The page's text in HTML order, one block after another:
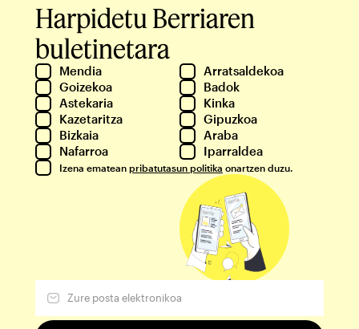
Harpidetu Berriaren
buletinetara
Mendia
Arratsaldekoa
Goizekoa
Badok
Astekaria
Kinka
Kazetaritza
Gipuzkoa
Bizkaia
Araba
Nafarroa
Iparraldea
Izena ematean pribatutasun politika onartzen duzu.